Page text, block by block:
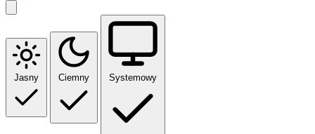
Jasny Ciemny Systemowy